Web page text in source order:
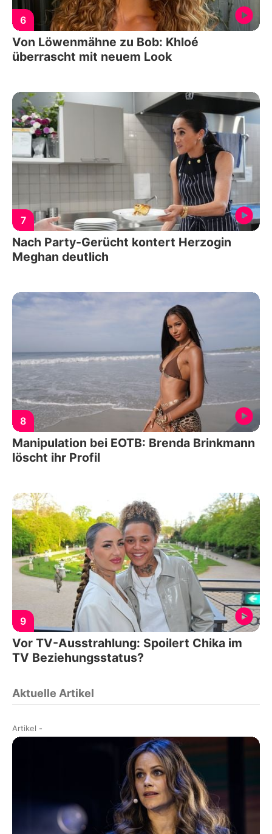
6
Von Löwenmähne zu Bob: Khloé
überrascht mit neuem Look
7
Nach Party-Gerücht kontert Herzogin
Meghan deutlich
8
Manipulation bei EOTB: Brenda Brinkmann
löscht ihr Profil
9
Vor TV-Ausstrahlung: Spoilert Chika im
TV Beziehungsstatus?
Aktuelle Artikel
Artikel -